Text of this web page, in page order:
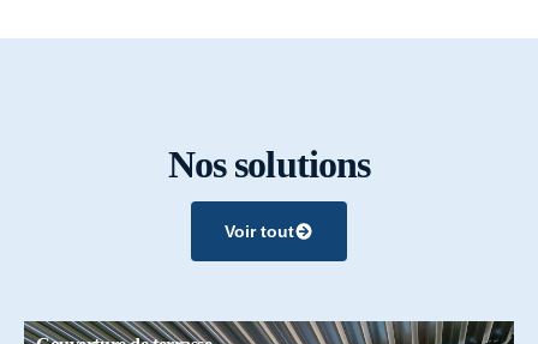
Nos solutions
Voir tout